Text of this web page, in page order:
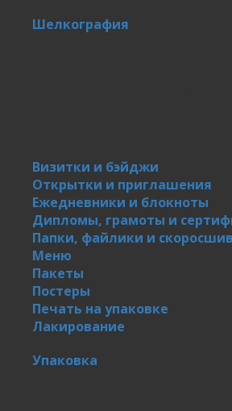
Шелкография
Визитки и бэйджи
Открытки и приглашения
Ежедневники и блокноты
Дипломы, грамоты и
Папки, файлики и
Меню
Пакеты
Постеры
Печать на упаковке
Лакирование
Упаковка